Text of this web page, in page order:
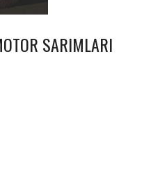
SARIMLARI